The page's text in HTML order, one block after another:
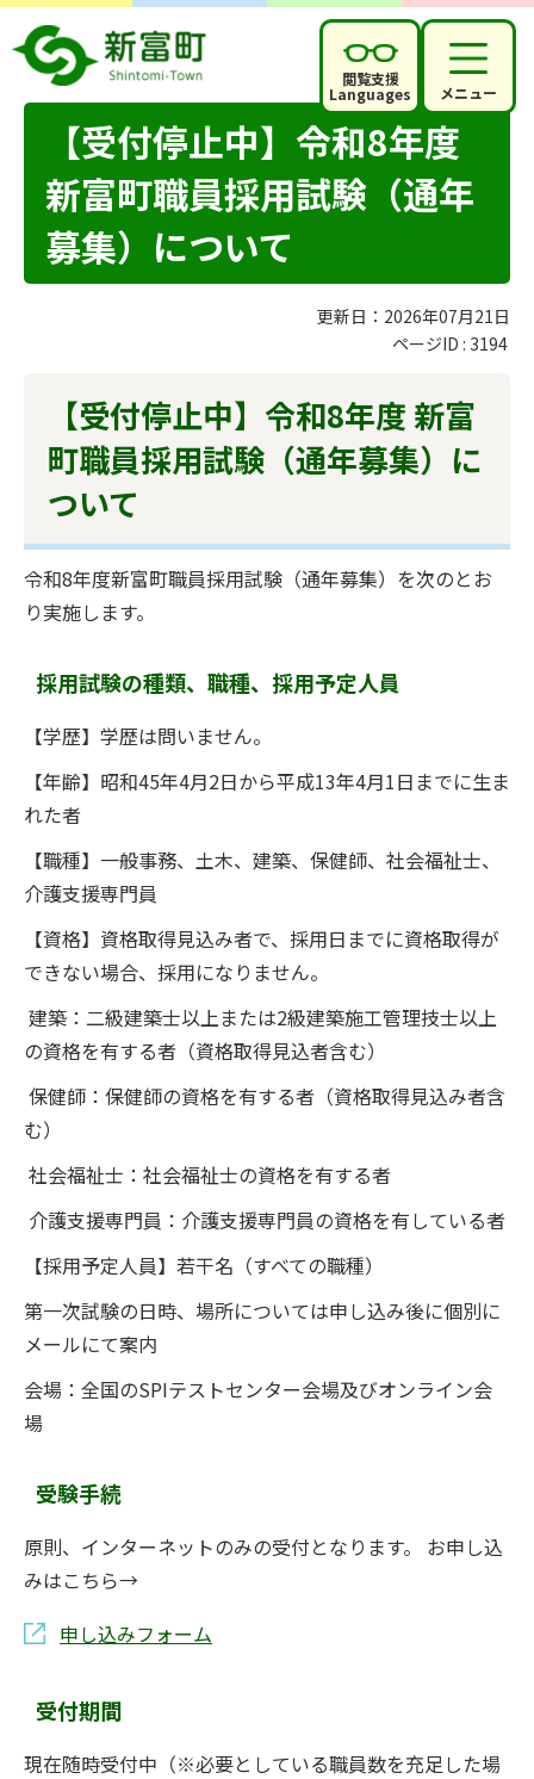
閲覧支援
Languages メニュー
【受付停止中】令和8年度
新富町職員採用試験（通年
募集）について
更新日：2026年07月21日
ページID : 3194
【受付停止中】令和8年度 新富
町職員採用試験（通年募集）に
ついて
令和8年度新富町職員採用試験（通年募集）を次のとお
り実施します。
採用試験の種類、職種、採用予定人員
【学歴】学歴は問いません。
【年齢】昭和45年4月2日から平成13年4月1日までに生ま
れた者
【職種】一般事務、土木、建築、保健師、社会福祉士、
介護支援専門員
【資格】資格取得見込み者で、採用日までに資格取得が
できない場合、採用になりません。
建築：二級建築士以上または2級建築施工管理技士以上
の資格を有する者（資格取得見込者含む）
保健師：保健師の資格を有する者（資格取得見込み者含
む）
社会福祉士：社会福祉士の資格を有する者
介護支援専門員：介護支援専門員の資格を有している者
【採用予定人員】若干名（すべての職種）
第一次試験の日時、場所については申し込み後に個別に
メールにて案内
会場：全国のSPIテストセンター会場及びオンライン会
場
受験手続
原則、インターネットのみの受付となります。 お申し込
みはこちら→
申し込みフォーム
受付期間
現在随時受付中（※必要としている職員数を充足した場